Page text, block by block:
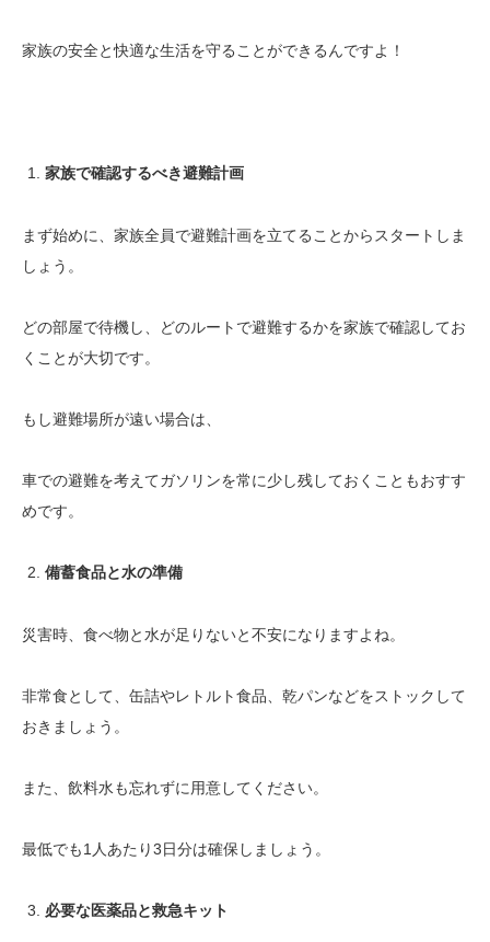
家族の安全と快適な生活を守ることができるんですよ！
家族で確認するべき避難計画
まず始めに、家族全員で避難計画を立てることからスタートしま
しょう。
どの部屋で待機し、どのルートで避難するかを家族で確認してお
くことが大切です。
もし避難場所が遠い場合は、
車での避難を考えてガソリンを常に少し残しておくこともおすす
めです。
備蓄食品と水の準備
災害時、食べ物と水が足りないと不安になりますよね。
非常食として、缶詰やレトルト食品、乾パンなどをストックして
おきましょう。
また、飲料水も忘れずに用意してください。
最低でも1人あたり3日分は確保しましょう。
必要な医薬品と救急キット